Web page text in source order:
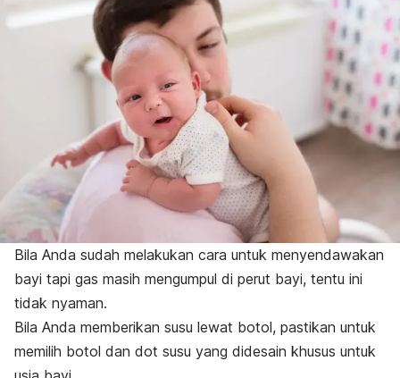
Bila Anda sudah melakukan cara untuk menyendawakan
bayi tapi gas masih mengumpul di perut bayi, tentu ini
tidak nyaman.
Bila Anda memberikan susu lewat botol, pastikan untuk
memilih botol dan dot susu yang didesain khusus untuk